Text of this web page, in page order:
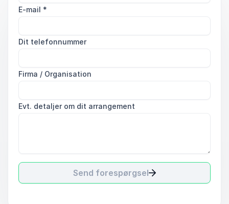
E-mail *
Dit telefonnummer
Firma / Organisation
Evt. detaljer om dit arrangement
Send forespørgsel